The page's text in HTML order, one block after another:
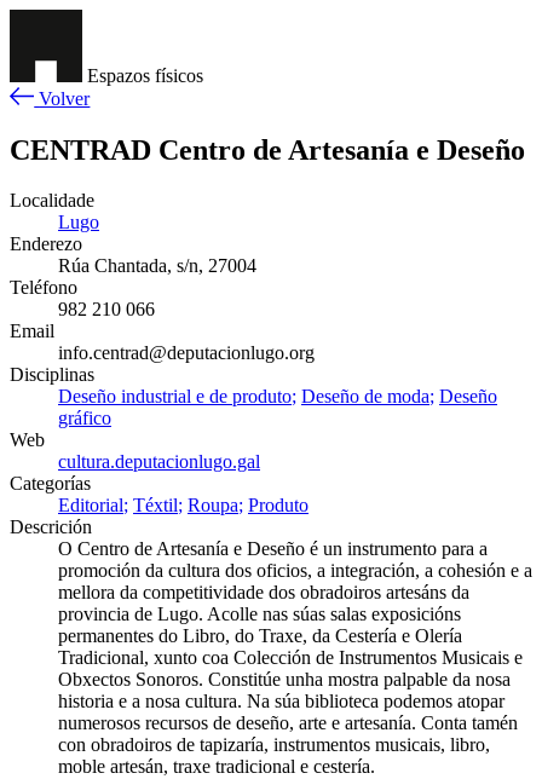
Espazos físicos
Volver
CENTRAD Centro de Artesanía e Deseño
Localidade
Lugo
Enderezo
Rúa Chantada, s/n, 27004
Teléfono
982 210 066
Email
info.centrad@deputacionlugo.org
Disciplinas
Deseño industrial e de produto Deseño de moda Deseño
gráfico
Web
cultura.deputacionlugo.gal
Categorías
Editorial Téxtil Roupa Produto
Descrición
O Centro de Artesanía e Deseño é un instrumento para a
promoción da cultura dos oficios, a integración, a cohesión e a
mellora da competitividade dos obradoiros artesáns da
provincia de Lugo. Acolle nas súas salas exposicións
permanentes do Libro, do Traxe, da Cestería e Olería
Tradicional, xunto coa Colección de Instrumentos Musicais e
Obxectos Sonoros. Constitúe unha mostra palpable da nosa
historia e a nosa cultura. Na súa biblioteca podemos atopar
numerosos recursos de deseño, arte e artesanía. Conta tamén
con obradoiros de tapizaría, instrumentos musicais, libro,
moble artesán, traxe tradicional e cestería.